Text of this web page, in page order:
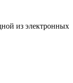
из электронных